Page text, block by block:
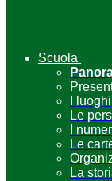
Scuola
I luoghi
Le
I
Le
La